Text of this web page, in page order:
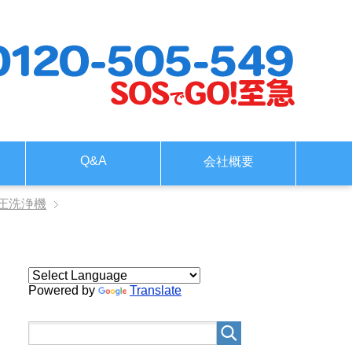
Q&A 会社概要
洗浄機
Powered by Translate